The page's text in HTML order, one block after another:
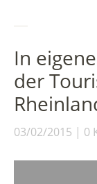
In
der
03/02/2015 0